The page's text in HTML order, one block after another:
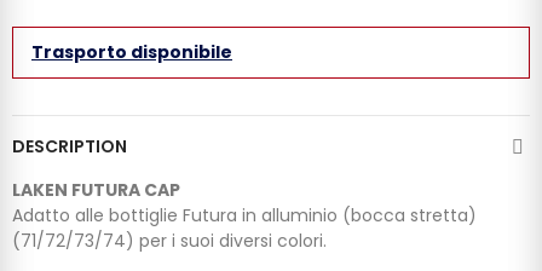
Trasporto disponibile
DESCRIPTION
LAKEN FUTURA CAP
Adatto alle bottiglie Futura in alluminio (bocca stretta)
(71/72/73/74) per i suoi diversi colori.